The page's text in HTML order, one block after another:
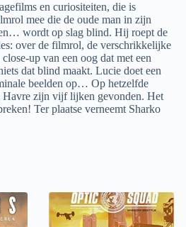
en curiositeiten, die is
mee die de oude man in zijn
wordt op slag blind. Hij roept de
over de filmrol, de verschrikkelijke
up van een oog dat met een
dat blind maakt. Lucie doet een
beelden op… Op hetzelfde
Havre zijn vijf lijken gevonden. Het
Ter plaatse verneemt Sharko